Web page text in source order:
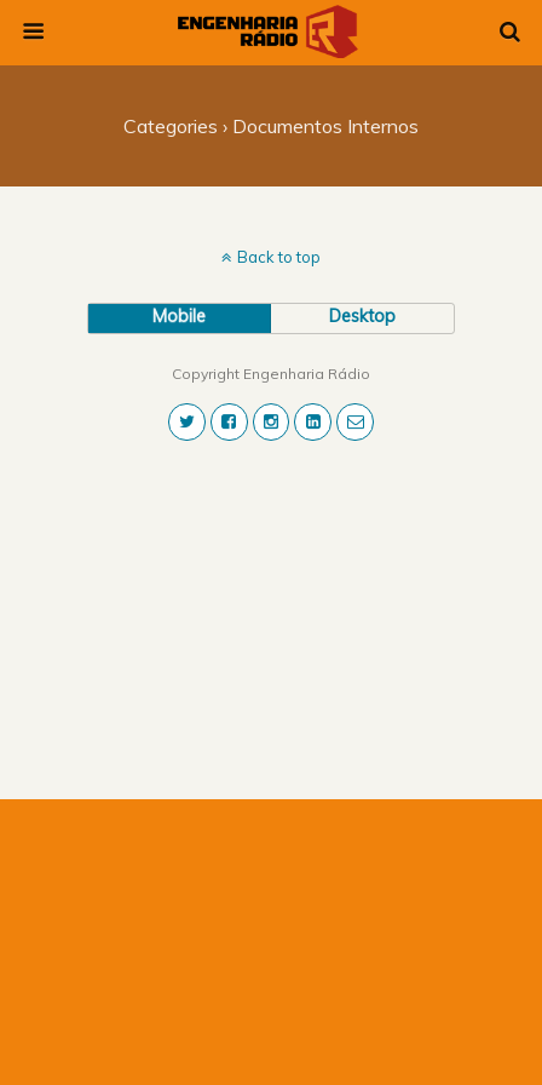
Categories › Documentos Internos
Back to top
Mobile Desktop
Copyright Engenharia Rádio